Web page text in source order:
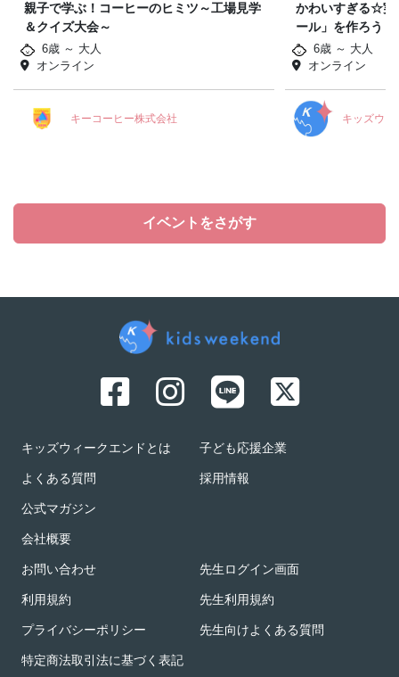
親子で学ぶ！コーヒーのヒミツ～工場見学
＆クイズ大会～
6歳 ～ 大人
オンライン
キーコーヒー株式会社
かわいすぎる☆実
ール」を作ろう！
6歳 ～ 大人
オンライン
キッズウィ
イベントをさがす
キッズウィークエンドとは
よくある質問
公式マガジン
会社概要
子ども応援企業
採用情報
お問い合わせ
利用規約
プライバシーポリシー
特定商法取引法に基づく表記
先生ログイン画面
先生利用規約
先生向けよくある質問